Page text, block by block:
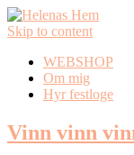
Skip to content
WEBSHOP
Om mig
Hyr festloge
Vinn vinn